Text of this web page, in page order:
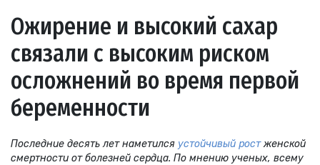
Ожирение и высокий сахар
связали с высоким риском
осложнений во время первой
беременности
Последние десять лет наметился устойчивый ростженской
смертности от болезней сердца. По мнению ученых, всему